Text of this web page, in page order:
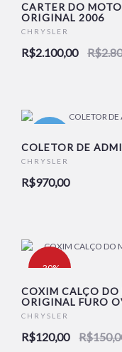
CARTER DO
ORIGINAL 2006
CHRYSLER
R$2.100,00
COLETOR DE
CHRYSLER
R$970,00
-20%
NOVO
COXIM CALÇO DO
ORIGINAL FURO
CHRYSLER
R$120,00